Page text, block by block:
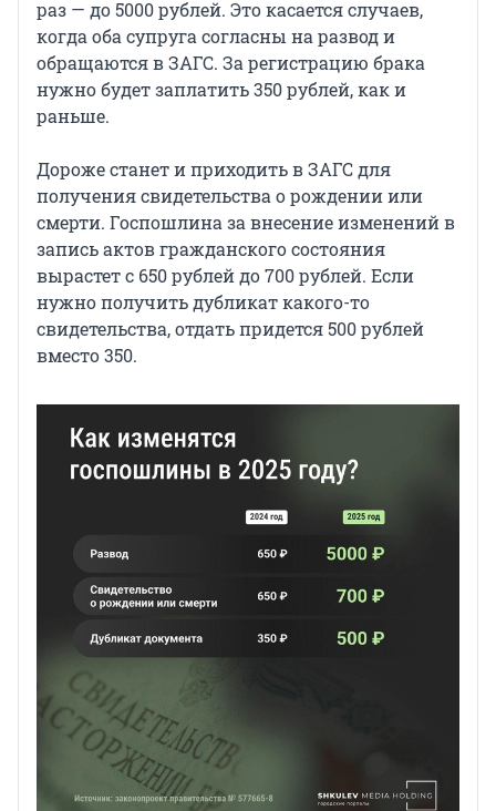
раз — до 5000 рублей. Это касается случаев,
когда оба супруга согласны на развод и
обращаются в ЗАГС. За регистрацию брака
нужно будет заплатить 350 рублей, как и
раньше.
Дороже станет и приходить в ЗАГС для
получения свидетельства о рождении или
смерти. Госпошлина за внесение изменений в
запись актов гражданского состояния
вырастет с 650 рублей до 700 рублей. Если
нужно получить дубликат какого-то
свидетельства, отдать придется 500 рублей
вместо 350.